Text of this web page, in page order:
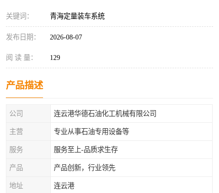
关键词： 青海定量装车系统
发布日期： 2026-08-07
阅 读 量： 129
产品描述
公司 连云港华德石油化工机械有限公司
主营 专业从事石油专用设备等
服务 服务至上-品质求生存
产品 产品创新，行业领先
地址 连云港